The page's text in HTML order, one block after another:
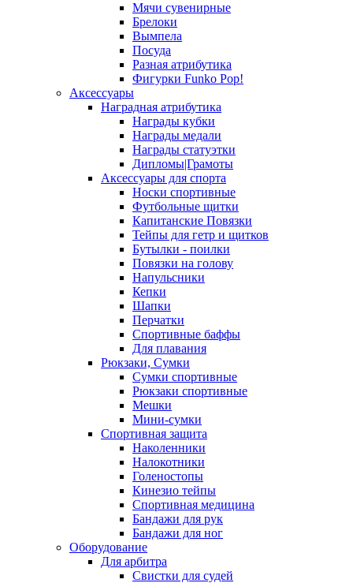
Мячи сувенирные
Брелоки
Вымпела
Посуда
Разная атрибутика
Фигурки Funko Pop!
Аксессуары
Наградная атрибутика
Награды кубки
Награды медали
Награды статуэтки
Дипломы|Грамоты
Аксессуары для спорта
Носки спортивные
Футбольные щитки
Капитанские Повязки
Тейпы для гетр и щитков
Бутылки - поилки
Повязки на голову
Напульсники
Кепки
Шапки
Перчатки
Спортивные баффы
Для плавания
Рюкзаки, Сумки
Сумки спортивные
Рюкзаки спортивные
Мешки
Мини-сумки
Спортивная защита
Наколенники
Налокотники
Голеностопы
Кинезио тейпы
Спортивная медицина
Бандажи для рук
Бандажи для ног
Оборудование
Для арбитра
Свистки для судей